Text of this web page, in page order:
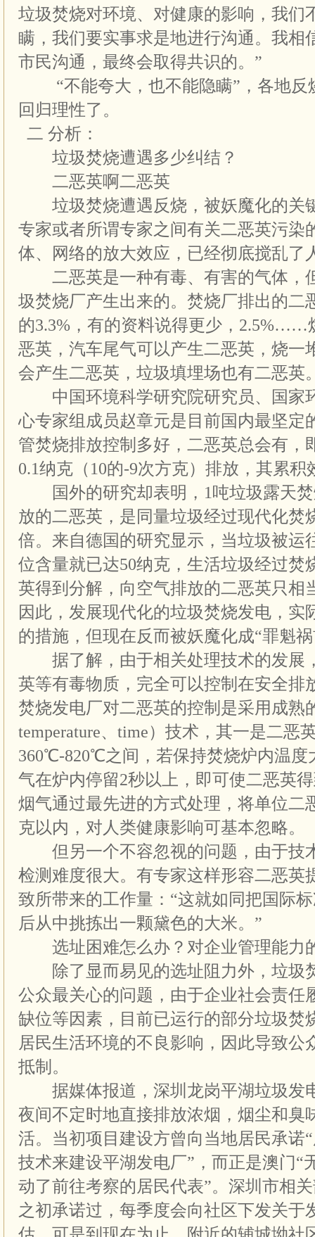
垃圾焚烧对环境、对健康的影响，我们
瞒，我们要实事求是地进行沟通。我相
市民沟通，最终会取得共识的。”
“不能夸大，也不能隐瞒”，各地反
回归理性了。
二 分析：
垃圾焚烧遭遇多少纠结？
二恶英啊二恶英
垃圾焚烧遭遇反烧，被妖魔化的关
专家或者所谓专家之间有关二恶英污染
体、网络的放大效应，已经彻底搅乱了
二恶英是一种有毒、有害的气体，
圾焚烧厂产生出来的。焚烧厂排出的二
的3.3%，有的资料说得更少，2.5%……
恶英，汽车尾气可以产生二恶英，烧一
会产生二恶英，垃圾填埋场也有二恶英
中国环境科学研究院研究员、国家
心专家组成员赵章元是目前国内最坚定
管焚烧排放控制多好，二恶英总会有，
0.1纳克（10的-9次方克）排放，其累积
国外的研究却表明，1吨垃圾露天焚
放的二恶英，是同量垃圾经过现代化焚
倍。来自德国的研究显示，当垃圾被运
位含量就已达50纳克，生活垃圾经过焚
英得到分解，向空气排放的二恶英只相
因此，发展现代化的垃圾焚烧发电，实
的措施，但现在反而被妖魔化成“罪魁
据了解，由于相关处理技术的发展
英等有毒物质，完全可以控制在安全排
焚烧发电厂对二恶英的控制是采用成熟
temperature、time）技术，其一是二恶
360℃-820℃之间，若保持焚烧炉内温度
气在炉内停留2秒以上，即可使二恶英
烟气通过最先进的方式处理，将单位二
克以内，对人类健康影响可基本忽略。
但另一个不容忽视的问题，由于技
检测难度很大。有专家这样形容二恶英
致所带来的工作量：“这就如同把国际
后从中挑拣出一颗黛色的大米。”
选址困难怎么办？对企业管理能力
除了显而易见的选址阻力外，垃圾
公众最关心的问题，由于企业社会责任
缺位等因素，目前已运行的部分垃圾焚
居民生活环境的不良影响，因此导致公
抵制。
据媒体报道，深圳龙岗平湖垃圾发
夜间不定时地直接排放浓烟，烟尘和臭
活。当初项目建设方曾向当地居民承诺
技术来建设平湖发电厂”，而正是澳门“
动了前往考察的居民代表”。深圳市相
之初承诺过，每季度会向社区下发关于